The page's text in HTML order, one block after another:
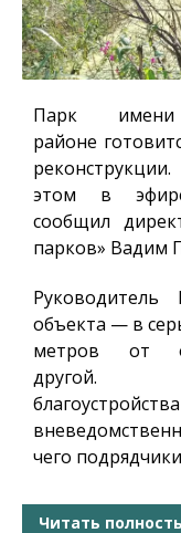
Парк
районе
этом в эфире
сообщил
парков» Вадим
объекта — в
метров от
чего
Читать